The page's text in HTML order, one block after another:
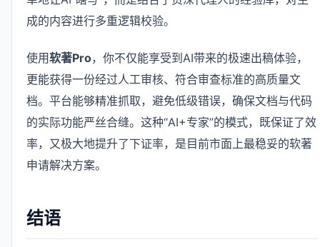
成的内容进行多重逻辑校验。
使用软著Pro，你不仅能享受到AI带来的极速出稿体验，
更能获得一份经过人工审核、符合审查标准的高质量文
档。平台能够精准抓取，避免低级错误，确保文档与代码
的实际功能严丝合缝。这种“AI+专家”的模式，既保证了效
率，又极大地提升了下证率，是目前市面上最稳妥的软著
申请解决方案。
结语